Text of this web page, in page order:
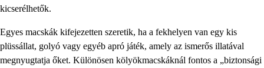
kicserélhetők.
Egyes macskák kifejezetten szeretik, ha a fekhelyen van egy kis
plüssállat, golyó vagy egyéb apró játék, amely az ismerős illatával
megnyugtatja őket. Különösen kölyökmacskáknál fontos a „biztonsági